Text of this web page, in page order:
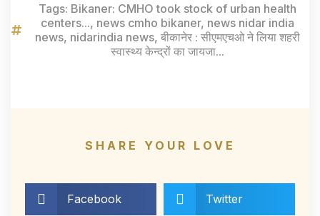
Tags: Bikaner: CMHO took stock of urban health
centers..., news cmho bikaner, news nidar india
news, nidarindia news, बीकानेर : सीएमएचओ ने लिया शहरी
स्वास्थ्य केन्द्रों का जायजा...
SHARE YOUR LOVE
Facebook Twitter